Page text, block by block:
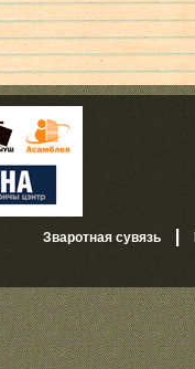
Зваротная сувязь|